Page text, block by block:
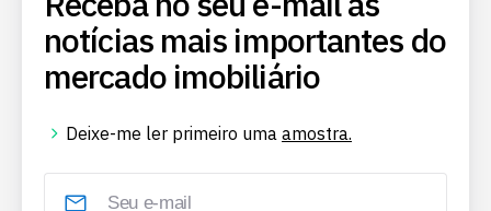
notícias mais importantes do
mercado imobiliário
Deixe-me ler primeiro uma amostra.